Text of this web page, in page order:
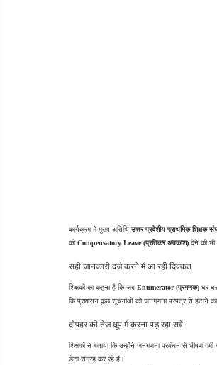
कार्यक्रम में मुख्य अतिथि उत्तर प्रदेशीय प्राथमिक शिक्षक
को Compensatory Leave (प्रतिकर अवकाश) देने की भी
सही जानकारी दर्ज करने में आ रही दिक्कत
शिक्षकों का कहना है कि जब Enumerator (प्रगणक) घर-
कि प्रशासन कुछ सूचनाओं को जनगणना प्रपत्र से हटाने
दोपहर की तेज धूप में करना पड़ रहा सर्वे
शिक्षकों ने बताया कि उन्होंने जनगणना प्रबंधन से भीषण
डेटा संग्रह कर रहे हैं।